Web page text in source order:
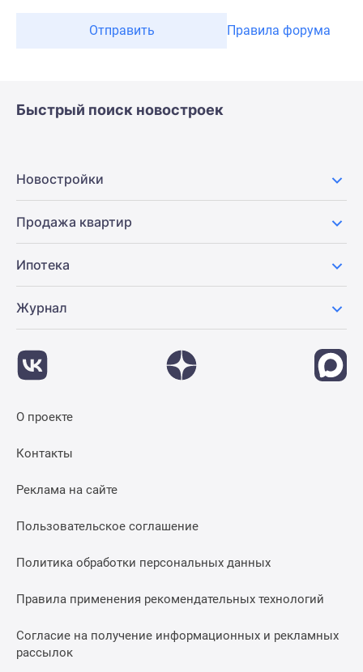
Отправить Правила форума
Быстрый поиск новостроек
Новостройки
Продажа квартир
Ипотека
Журнал
О проекте
Контакты
Реклама на сайте
Пользовательское соглашение
Политика обработки персональных данных
Правила применения рекомендательных технологий
Согласие на получение информационных и рекламных
рассылок